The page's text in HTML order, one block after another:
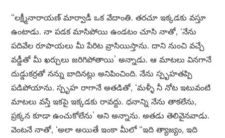
“లక్ష్మీనారాయణ్ మార్వాడీ ఒక వేదాంతి. తరచూ ఇక్కడకు వస్తూ
ఉంటాడు. నా పడక మాసిపోయి ఉండటం చూసి నాతో, ‘నేను
పదివేల రూపాయలు మీ పేరిట వ్రాసియిస్తాను. దాని నుంచి వచ్చే
వడ్డీతో మీ ఖర్చులు జరిగిపోతాయి’ అన్నాడు. ఆ మాటలు వినగానే
దుడ్డుకర్రతో నన్ను బాదినట్లు అనిపించింది. నేను స్పృహతప్పి
పడిపోయాను. స్పృహ రాగానే అతడితో, ‘మళ్ళీ నీ నోట ఇటువంటి
మాటలు వస్తే ఇకపై ఇక్కడకు రావద్దు. ధనాన్ని నేను తాకలేను,
ప్రక్కన కూడా ఉంచుకోలేను’ అని అన్నాను. అతడు తెలివైనవాడు.
వెంటనే నాతో, ‘అలా అయితే ఇంకా మీలో “ఇది త్యాజ్యం, ఇది